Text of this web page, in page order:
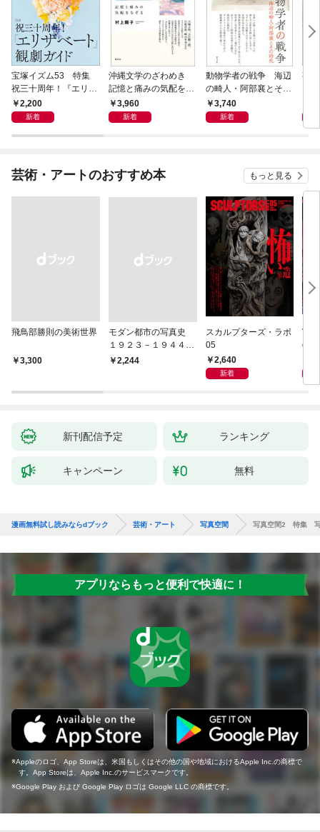
宝塚イズム53 特集
祝三十周年！『エリザ
ベート』観劇ガイド
2,200
新着
沖縄文学のざわめき
記憶と痛みの気配をな
ぞる3,960
新着
動物学者の戦争 海辺
の畸人・阿部襄とその
時代3,740
新着
事
芸術・アートのおすすめ本 もっと見る
飛鳥部勝則の美術世界
￥3,300
モダン都市の写真史
１９２３－１９４４
――写真雑誌「フォト
￥2,244
スカルプターズ・ラボ
05
2,640
新着
orks
新刊配信予定 ランキング
キャンペーン 無料
漫画無料試し読みならdブック 芸術・アート 写真空間 写真空間2 特集 写
アプリならもっと便利で快適に！
Appleのロゴ、App Storeは、米国もしくはその他の国や地域におけるApple Inc.の商標で
す。App Storeは、Apple Inc.のサービスマークです。
Google Play および Google Play ロゴは Google LLC の商標です。